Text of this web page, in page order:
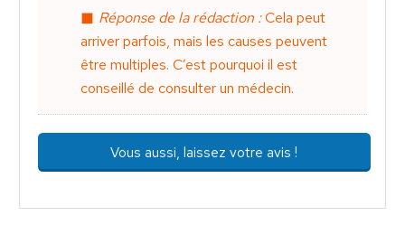
Réponse de la rédaction :Cela peut
arriver parfois, mais les causes peuvent
être multiples. C’est pourquoi il est
conseillé de consulter un médecin.
Vous aussi, laissez votre avis !